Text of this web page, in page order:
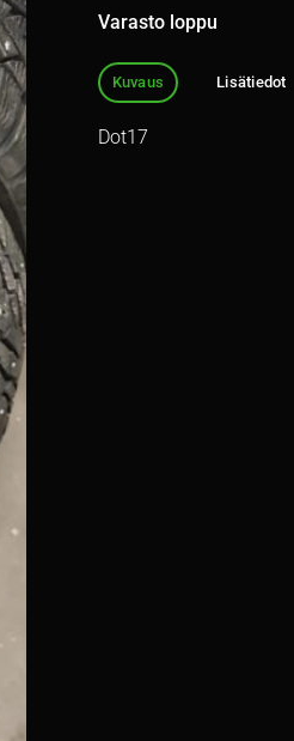
Varasto loppu
Kuvaus Lisätiedot
Dot17